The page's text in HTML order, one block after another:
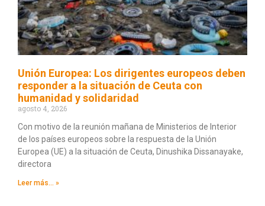
Unión Europea: Los dirigentes europeos deben
responder a la situación de Ceuta con
humanidad y solidaridad
agosto 4, 2026
Con motivo de la reunión mañana de Ministerios de Interior
de los países europeos sobre la respuesta de la Unión
Europea (UE) a la situación de Ceuta, Dinushika Dissanayake,
directora
Leer más... »